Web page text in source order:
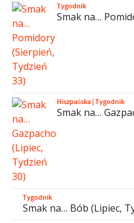
Tygodnik
Smak na…
Hiszpańska|Tygodnik
Smak na…
Tygodnik
Smak na… Bób (Lipiec,